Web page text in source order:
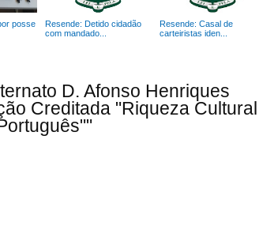
posse
Resende: Detido cidadão
com mandado...
Resende: Casal de
carteiristas iden...
D. Afonso Henriques
Creditada "Riqueza